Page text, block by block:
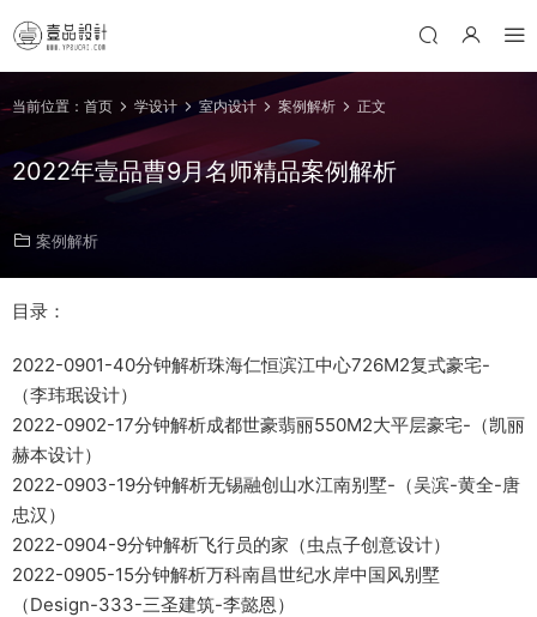
当前位置： 首页 学设计 室内设计 案例解析 正文
2022年壹品曹9月名师精品案例解析
案例解析
目录：
2022-0901-40分钟解析珠海仁恒滨江中心726M2复式豪宅-
（李玮珉设计）
2022-0902-17分钟解析成都世豪翡丽550M2大平层豪宅-（凯丽
赫本设计）
2022-0903-19分钟解析无锡融创山水江南别墅-（吴滨-黄全-唐
忠汉）
2022-0904-9分钟解析飞行员的家（虫点子创意设计）
2022-0905-15分钟解析万科南昌世纪水岸中国风别墅
（Design-333-三圣建筑-李懿恩）